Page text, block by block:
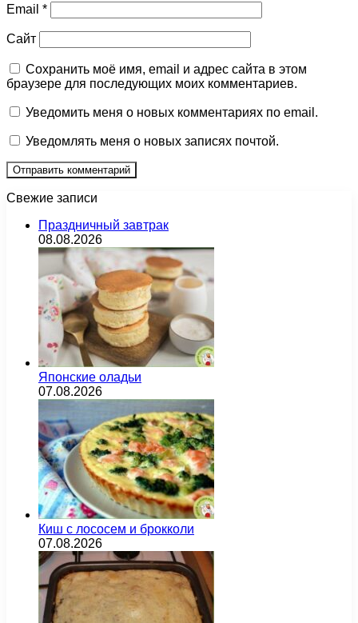
Email *
Сайт
Сохранить моё имя, email и адрес сайта в этом
браузере для последующих моих комментариев.
Уведомить меня о новых комментариях по email.
Уведомлять меня о новых записях почтой.
Свежие записи
Праздничный завтрак
08.08.2026
Японские оладьи
07.08.2026
Киш с лососем и брокколи
07.08.2026